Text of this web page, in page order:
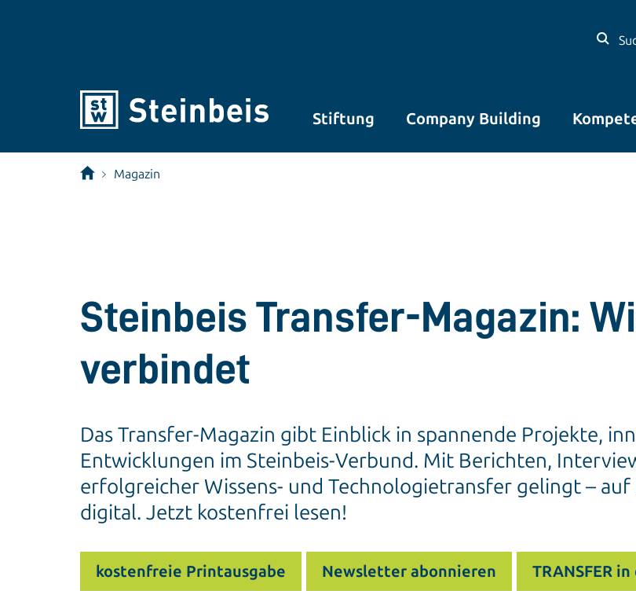
Stiftung Company Building
Magazin
Steinbeis Transfer-Magazin:
verbindet
Das Transfer-Magazin gibt Einblick in spannende Projekte,
Entwicklungen im Steinbeis-Verbund. Mit Berichten,
erfolgreicher Wissens- und Technologietransfer gelingt –
digital. Jetzt kostenfrei lesen!
kostenfreie Printausgabe Newsletter abonnieren TRANSFER